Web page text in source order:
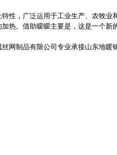
性，广泛运用于工业生产、农牧业
热。借助暧暧主要是，这是一个
网制品有限公司专业承接山东地